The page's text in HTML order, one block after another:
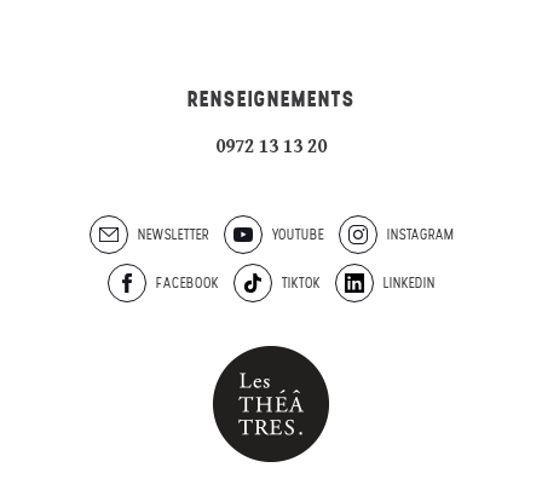
RENSEIGNEMENTS
0972 13 13 20
NEWSLETTER YOUTUBE INSTAGRAM
FACEBOOK TIKTOK LINKEDIN